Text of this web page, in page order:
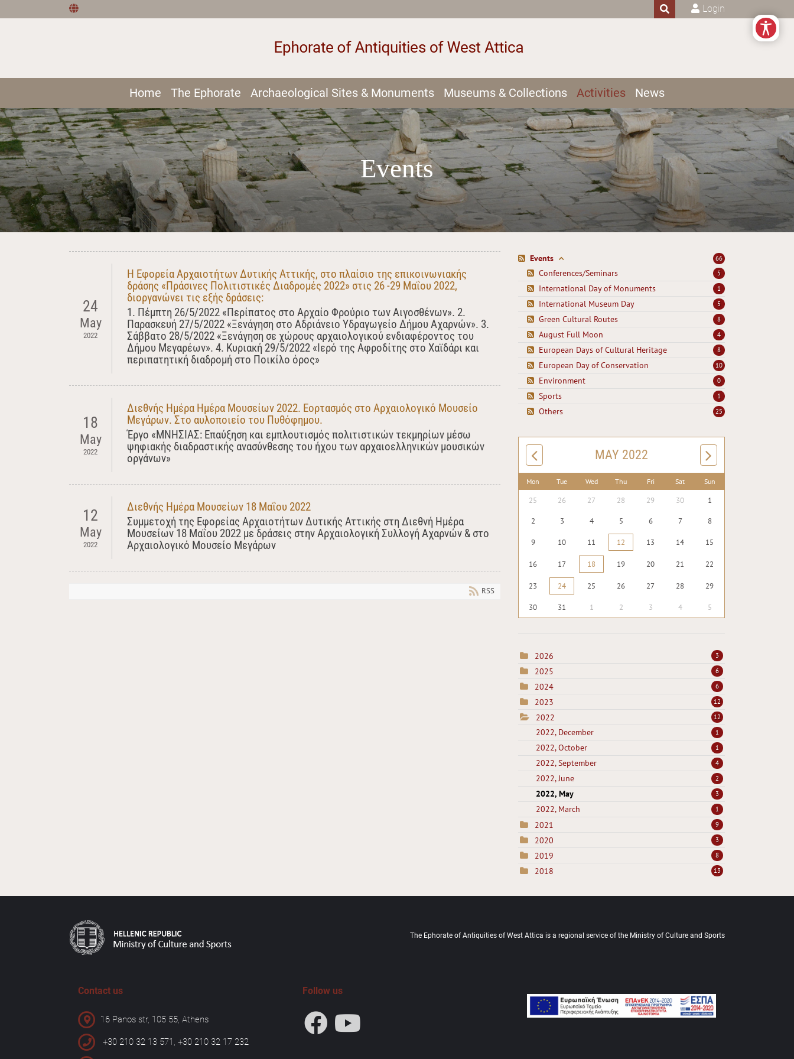
Login
Home The Ephorate Archaeological Sites & Monuments Museums & Collections Activities News
Events
24
May
2022
Η Εφορεία Αρχαιοτήτων Δυτικής Αττικής, στο πλαίσιο της επικοινωνιακής
δράσης «Πράσινες Πολιτιστικές Διαδρομές 2022» στις 26 -29 Μαΐου 2022,
διοργανώνει τις εξής δράσεις:
1. Πέμπτη 26/5/2022 «Περίπατος στο Αρχαίο Φρούριο των Αιγοσθένων». 2.
Παρασκευή 27/5/2022 «Ξενάγηση στο Αδριάνειο Υδραγωγείο Δήμου Αχαρνών». 3.
Σάββατο 28/5/2022 «Ξενάγηση σε χώρους αρχαιολογικού ενδιαφέροντος του
Δήμου Μεγαρέων». 4. Κυριακή 29/5/2022 «Ιερό της Αφροδίτης στο Χαϊδάρι και
περιπατητική διαδρομή στο Ποικίλο όρος»
18
May
2022
Διεθνής Ημέρα Ημέρα Μουσείων 2022. Εορτασμός στο Αρχαιολογικό Μουσείο
Μεγάρων. Στο αυλοποιείο του Πυθόφημου.
Έργο «ΜΝΗΣΙΑΣ: Επαύξηση και εμπλουτισμός πολιτιστικών τεκμηρίων μέσω
ψηφιακής διαδραστικής ανασύνθεσης του ήχου των αρχαιοελληνικών μουσικών
οργάνων»
12
May
2022
Διεθνής Ημέρα Μουσείων 18 Μαΐου 2022
Συμμετοχή της Εφορείας Αρχαιοτήτων Δυτικής Αττικής στη Διεθνή Ημέρα
Μουσείων 18 Μαΐου 2022 με δράσεις στην Αρχαιολογική Συλλογή Αχαρνών & στο
Αρχαιολογικό Μουσείο Μεγάρων
RSS
66
Events
5
Conferences/Seminars
1
International Day of Monuments
5
International Museum Day
8
Green Cultural Routes
4
August Full Moon
8
European Days of Cultural Heritage
10
European Day of Conservation
0
Environment
1
Sports
25
Others
MAY 2022
Mon Tue Wed Thu Fri Sat Sun
25 26 27 28 29 30 1
2 3 4 5 6 7 8
9 10 11 12 13 14 15
16 17 18 19 20 21 22
23 24 25 26 27 28 29
30 31 1 2 3 4 5
2026 3
2025 6
2024 6
2023 12
2022 12
2022, December 1
2022, October 1
2022, September 4
2022, June 2
2022, May 3
2022, March 1
2021 9
2020 3
2019 8
2018 13
The Ephorate of Antiquities of West Attica is a regional service of the Ministry of Culture and Sports
Contact us
16 Panos str, 105 55, Athens
+30 210 32 13 571, +30 210 32 17 232
Follow us